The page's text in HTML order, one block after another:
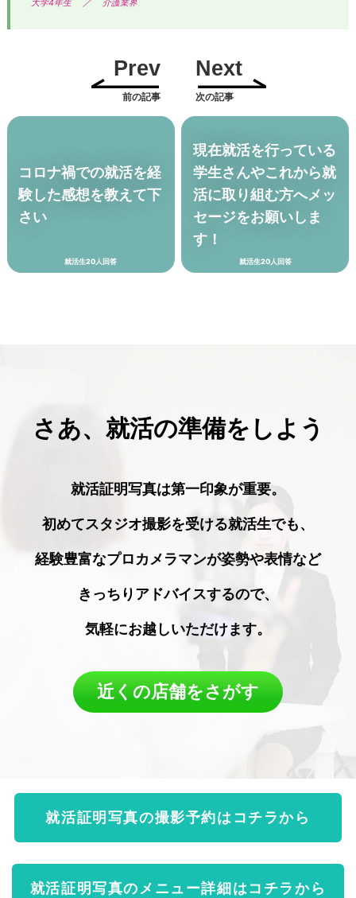
大学4年生 ／ 介護業界
Prev
前の記事
コロナ禍での就活を経
験した感想を教えて下
さい
就活生20人回答
Next
次の記事
現在就活を行っている
学生さんやこれから就
活に取り組む方へメッ
セージをお願いしま
す！
就活生20人回答
さあ、就活の準備をしよう
就活証明写真は第一印象が重要。
初めてスタジオ撮影を受ける就活生でも、
経験豊富なプロカメラマンが姿勢や表情など
きっちりアドバイスするので、
気軽にお越しいただけます。
近くの店舗をさがす
就活証明写真の撮影予約はコチラから
就活証明写真のメニュー詳細はコチラから